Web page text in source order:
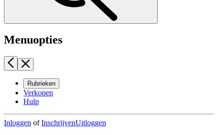
Menuopties
Rubrieken
Verkopen
Hulp
Inloggen ofInschrijvenUitloggen